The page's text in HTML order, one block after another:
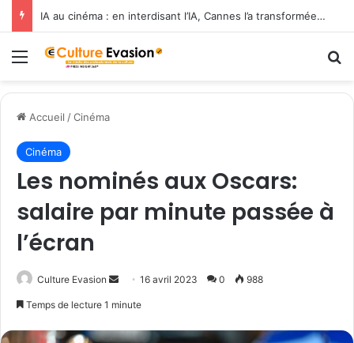
IA au cinéma : en interdisant l’IA, Cannes l’a transformée en label de luxe
Menu
Accueil /Cinéma
Cinéma
Les nominés aux Oscars:
salaire par minute passée à
l’écran
Culture Evasion
o
16 avril 2023 0 988
Temps de lecture 1 minute